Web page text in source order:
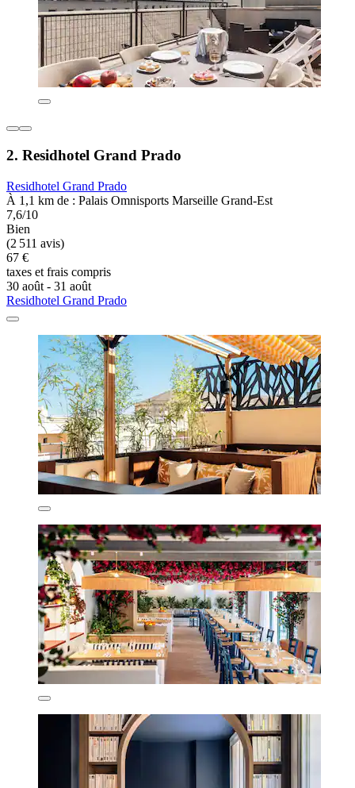
2. Residhotel Grand Prado
Residhotel Grand Prado
À 1,1 km de : Palais Omnisports Marseille Grand-Est
7,6/10
Bien
(2 511 avis)
67 €
taxes et frais compris
30 août - 31 août
Residhotel Grand Prado